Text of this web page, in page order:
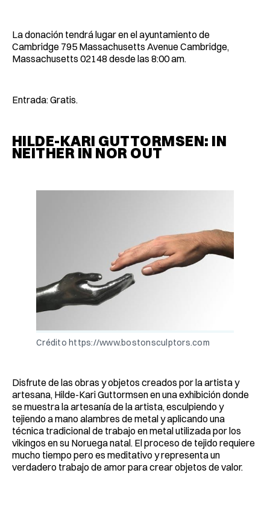
La donación tendrá lugar en el ayuntamiento de
Cambridge 795 Massachusetts Avenue Cambridge,
Massachusetts 02148 desde las 8:00 am.
Entrada: Gratis.
HILDE-KARI GUTTORMSEN: IN
NEITHER IN NOR OUT
Crédito https://www.bostonsculptors.com
Disfrute de las obras y objetos creados por la artista y
artesana, Hilde-Kari Guttormsen en una exhibición donde
se muestra la artesanía de la artista, esculpiendo y
tejiendo a mano alambres de metal y aplicando una
técnica tradicional de trabajo en metal utilizada por los
vikingos en su Noruega natal. El proceso de tejido requiere
mucho tiempo pero es meditativo y representa un
verdadero trabajo de amor para crear objetos de valor.